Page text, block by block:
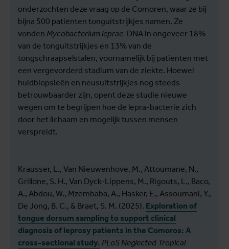
onderzochten deze vraag op de Comoren, waar ze bij
bijna 500 patiënten tonguitstrijkjes namen. Ze
vonden Mycobacterium leprae-DNA in ongeveer 18%
van de tonguitstrijkjes en 13% van de
tongschraapselstalen, voornamelijk bij patiënten met
een vergevorderd stadium van de ziekte. Hoewel
huidbiopsieën en neusuitstrijkjes nog steeds
betrouwbaarder zijn, opent deze studie nieuwe
wegen om te begrijpen hoe de lepra-bacterie zich
door het lichaam en mogelijk tussen mensen
verspreidt.
Krausser, L., Van Nieuwenhove, M., Attoumane, N.,
Grillone, S. H., Van Dyck-Lippens, M., Rigouts, L., Baco,
A., Abdou, W., Mzembaba, A., Hasker, E., Assoumani, Y.,
De Jong, B. C., & Braet, S. M. (2025). Exploration of
tongue dorsum sampling to support clinical
diagnosis of leprosy patients in the Comoros: A
cross-sectional study. PLoS Neglected Tropical